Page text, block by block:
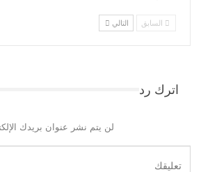
السابق التالي
اترك رد
لن يتم نشر عنوان بريدك